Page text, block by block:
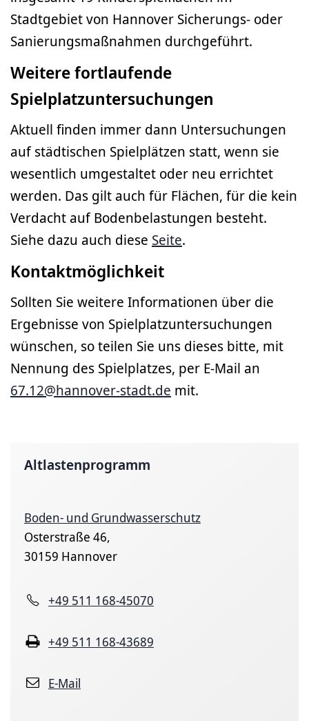
Stadtgebiet von Hannover Sicherungs- oder
Sanierungsmaßnahmen durchgeführt.
Weitere fortlaufende
Spielplatzuntersuchungen
Aktuell finden immer dann Untersuchungen
auf städtischen Spielplätzen statt, wenn sie
wesentlich umgestaltet oder neu errichtet
werden. Das gilt auch für Flächen, für die kein
Verdacht auf Bodenbelastungen besteht.
Siehe dazu auch diese Seite.
Kontaktmöglichkeit
Sollten Sie weitere Informationen über die
Ergebnisse von Spielplatzuntersuchungen
wünschen, so teilen Sie uns dieses bitte, mit
Nennung des Spielplatzes, per E-Mail an
67.12@hannover-stadt.de mit.
Altlastenprogramm
Boden- und Grundwasserschutz
Osterstraße 46,
30159 Hannover
+49 511 168-45070
+49 511 168-43689
E-Mail